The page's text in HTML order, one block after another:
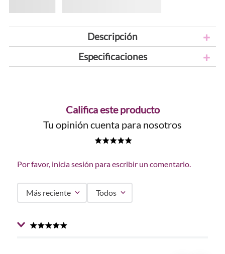
Descripción
Especificaciones
Califica este producto
Tu opinión cuenta para nosotros
Por favor, inicia sesión para escribir un comentario.
Más reciente Todos